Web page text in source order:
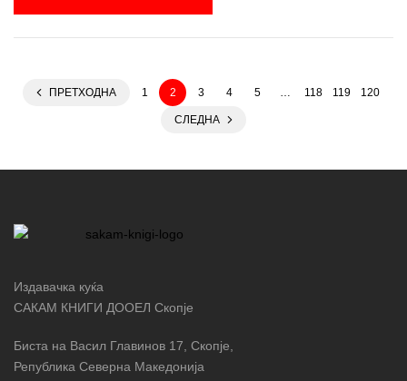
ПРЕТХОДНА 1 2 3 4 5 118 119 120
СЛЕДНА
Издавачка куќа
САКАМ КНИГИ ДООЕЛ Скопје
Биста на Васил Главинов 17, Скопје,
Република Северна Македонија